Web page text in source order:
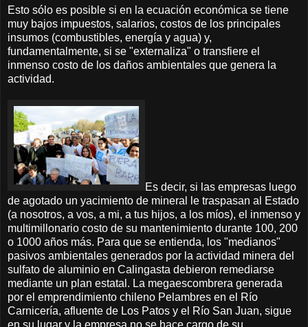
Esto sólo es posible si en la ecuación económica se tiene
muy bajos impuestos, salarios, costos de los principales
insumos (combustibles, energía y agua) y,
fundamentalmente, si se "externaliza" o transfiere el
inmenso costo de los daños ambientales que genera la
actividad.
Es decir, si las empresas luego
de agotado un yacimiento de mineral le traspasan al Estado
(a nosotros, a vos, a mi, a tus hijos, a los míos), el inmenso y
multimillonario costo de su mantenimiento durante 100, 200
o 1000 años más. Para que se entienda, los "medianos"
pasivos ambientales generados por la actividad minera del
sulfato de aluminio en Calingasta debieron remediarse
mediante un plan estatal. La megaescombrera generada
por el emprendimiento chileno Pelambres en el Río
Carnicería, afluente de Los Patos y el Río San Juan, sigue
en su lugar y la empresa no se hace cargo de su